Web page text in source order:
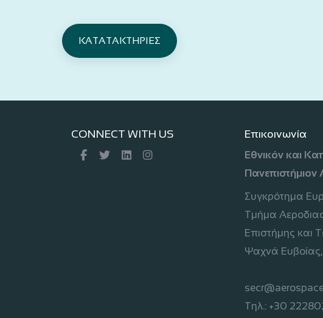
ΚΑΤΑΤΑΚΤΗΡΙΕΣ
CONNECT WITH US Επικοινωνία
Εθνικόν και
Συγκρότημα
Τμήμα
Επιστήμης και
Ψαχνά
Τηλ.: +30